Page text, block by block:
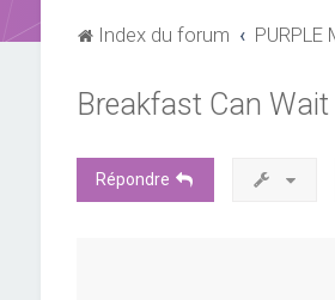
Index du forum PURPLE
Breakfast Can
Répondre